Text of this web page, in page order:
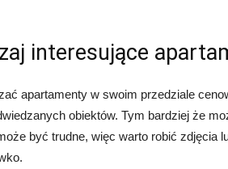
interesujące
apartamenty w swoim przedziale
obiektów. Tym bardziej że
być trudne, więc warto robić zdjęcia